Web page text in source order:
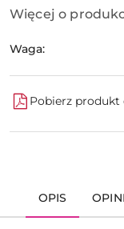
Więcej o
Waga:
Pobierz produkt
OPIS